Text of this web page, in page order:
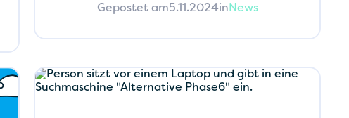
Gepostet am5.11.2024in News